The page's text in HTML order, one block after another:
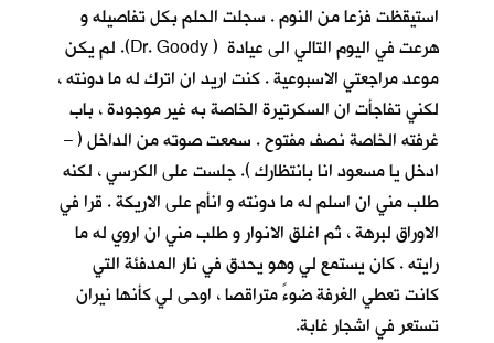
استيقظت فزعا من النوم . سجلت الحلم بكل تفاصيله و
هرعت في اليوم التالي الى عيادة ( Dr. Goody). لم يكن
موعد مراجعتي الاسبوعية . كنت اريد ان اترك له ما دونته ،
لكني تفاجأت ان السكرتيرة الخاصة به غير موجودة ، باب
غرفته الخاصة نصف مفتوح . سمعت صوته من الداخل ( –
ادخل يا مسعود انا بانتظارك ). جلست على الكرسي ، لكنه
طلب مني ان اسلم له ما دونته و انأم على الاريكة . قرا في
الاوراق لبرهة ، ثم اغلق الانوار و طلب مني ان اروي له ما
رايته . كان يستمع لي وهو يحدق في نار المدفئة التي
كانت تعطي الغرفة ضوءً متراقصا ، اوحى لي كأنها نيران
تستعر في اشجار غابة.